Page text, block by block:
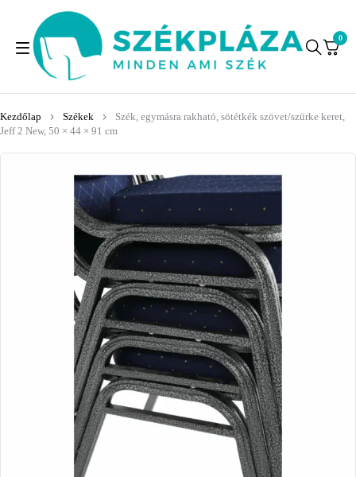
0
Kezdőlap Székek
Szék, egymásra rakható, sötétkék szövet/szürke keret,
Jeff 2 New, 50 × 44 × 91 cm